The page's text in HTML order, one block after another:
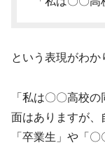
という表現がわか
「私は〇〇高校
面はありますが、
「卒業生」や「